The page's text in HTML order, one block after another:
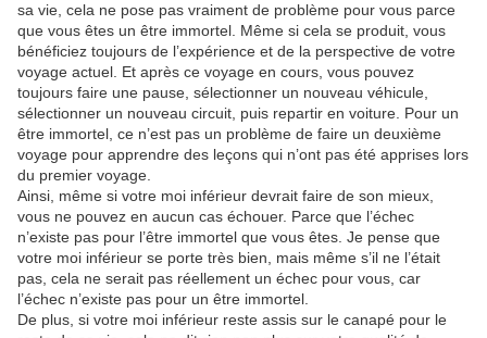
sa vie, cela ne pose pas vraiment de problème pour vous parce
que vous êtes un être immortel. Même si cela se produit, vous
bénéficiez toujours de l’expérience et de la perspective de votre
voyage actuel. Et après ce voyage en cours, vous pouvez
toujours faire une pause, sélectionner un nouveau véhicule,
sélectionner un nouveau circuit, puis repartir en voiture. Pour un
être immortel, ce n’est pas un problème de faire un deuxième
voyage pour apprendre des leçons qui n’ont pas été apprises lors
du premier voyage.
Ainsi, même si votre moi inférieur devrait faire de son mieux,
vous ne pouvez en aucun cas échouer. Parce que l’échec
n’existe pas pour l’être immortel que vous êtes. Je pense que
votre moi inférieur se porte très bien, mais même s’il ne l’était
pas, cela ne serait pas réellement un échec pour vous, car
l’échec n’existe pas pour un être immortel.
De plus, si votre moi inférieur reste assis sur le canapé pour le